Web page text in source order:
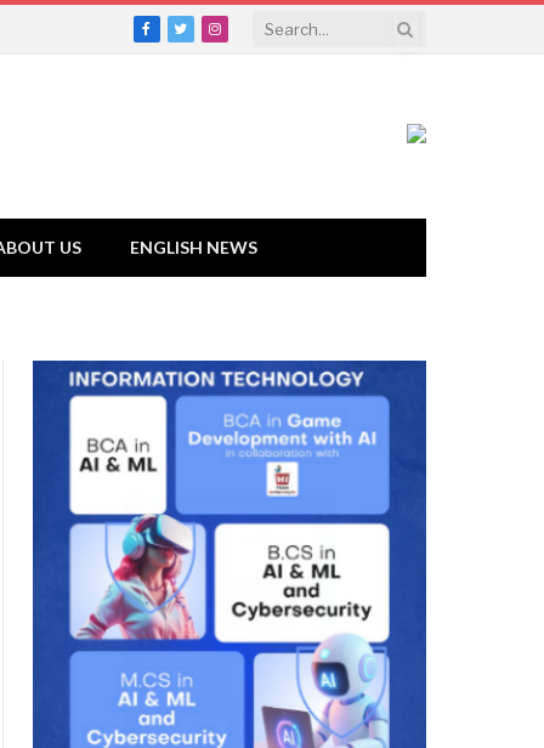
Facebook
TwitterInstagram
US ENGLISH NEWS